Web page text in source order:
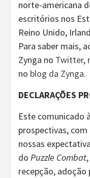
norte-americana
escritórios nos
Reino Unido,
Para saber mais,
Zynga no Twitter,
no blog da Zynga.
DECLARAÇÕES
Este comunicado
prospectivas,
nossas
do Puzzle Combat
recepção, adoção